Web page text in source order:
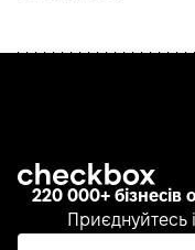
220 000+
Приєднуйтесь